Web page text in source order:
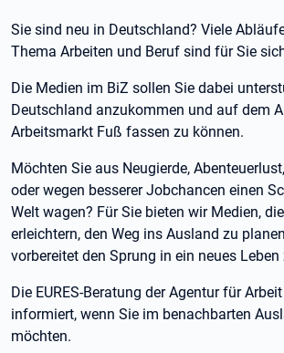
Sie sind neu in Deutschland? Viele
Thema Arbeiten und Beruf sind für Sie
Die Medien im BiZ sollen Sie dabei
Deutschland anzukommen und auf dem
Arbeitsmarkt Fuß fassen zu können.
Möchten Sie aus Neugierde,
oder wegen besserer Jobchancen einen
Welt wagen? Für Sie bieten wir Medien,
erleichtern, den Weg ins Ausland zu
vorbereitet den Sprung in ein neues Leben
Die EURES-Beratung der Agentur für
informiert, wenn Sie im benachbarten
möchten.